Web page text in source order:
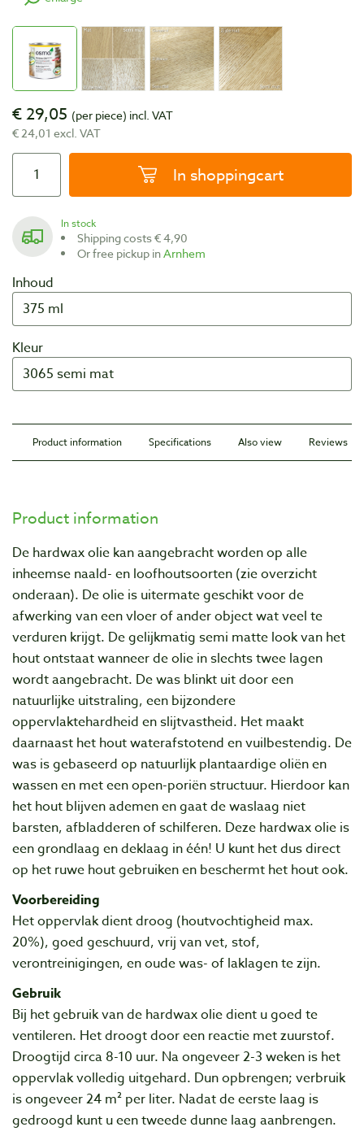
€ 29,05 (per piece) incl. VAT
€ 24,01 excl. VAT
In shoppingcart
In stock
Shipping costs € 4,90
Or free pickup inArnhem
Inhoud
Kleur
Product information Specifications Also view Reviews
Product information
De hardwax olie kan aangebracht worden op alle
inheemse naald- en loofhoutsoorten (zie overzicht
onderaan). De olie is uitermate geschikt voor de
afwerking van een vloer of ander object wat veel te
verduren krijgt. De gelijkmatig semi matte look van het
hout ontstaat wanneer de olie in slechts twee lagen
wordt aangebracht. De was blinkt uit door een
natuurlijke uitstraling, een bijzondere
oppervlaktehardheid en slijtvastheid. Het maakt
daarnaast het hout waterafstotend en vuilbestendig. De
was is gebaseerd op natuurlijk plantaardige oliën en
wassen en met een open-poriën structuur. Hierdoor kan
het hout blijven ademen en gaat de waslaag niet
barsten, afbladderen of schilferen. Deze hardwax olie is
een grondlaag en deklaag in één! U kunt het dus direct
op het ruwe hout gebruiken en beschermt het hout ook.
Voorbereiding
Het oppervlak dient droog (houtvochtigheid max.
20%), goed geschuurd, vrij van vet, stof,
verontreinigingen, en oude was- of laklagen te zijn.
Gebruik
Bij het gebruik van de hardwax olie dient u goed te
ventileren. Het droogt door een reactie met zuurstof.
Droogtijd circa 8-10 uur. Na ongeveer 2-3 weken is het
oppervlak volledig uitgehard. Dun opbrengen; verbruik
is ongeveer 24 m² per liter. Nadat de eerste laag is
gedroogd kunt u een tweede dunne laag aanbrengen.